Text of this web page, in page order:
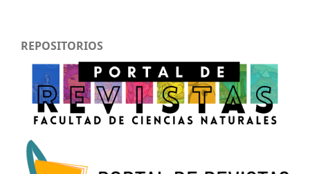
REPOSITORIOS